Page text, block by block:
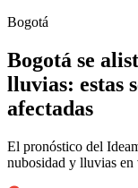
Bogotá
Bogotá se
lluvias: estas
afectadas
El pronóstico del
nubosidad y lluvias en